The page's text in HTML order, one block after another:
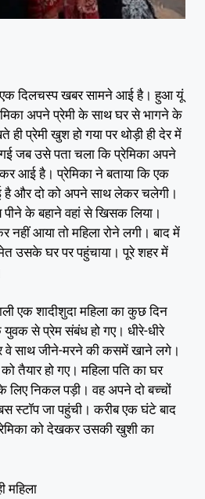
दिलचस्‍प खबर सामने आई है। हुआ यूं
अपने प्रेमी के साथ घर से भागने के
ही प्रेमी खुश हो गया पर थोड़ी ही देर में
जब‍ उसे पता चला कि प्रेमिका अपने
आई है। प्रेमिका ने बताया कि एक
और दो को अपने साथ लेकर चलेगी।
के बहाने वहां से खिसक लिया।
आया तो महिला रोने लगी। बाद में
उसके घर पर पहुंचाया। पूरे शहर में
एक शादीशुदा महिला का कुछ दिन
युवक से प्रेम संबंध हो गए। धीरे-धीरे
साथ जीने-मरने की कसमें खाने लगे।
तैयार हो गए। महिला पति का घर
लिए निकल पड़ी। वह अपने दो बच्‍चों
स्‍टॉप जा पहुंची। करीब एक घंटे बाद
को देखकर उसकी खुशी का
महिला